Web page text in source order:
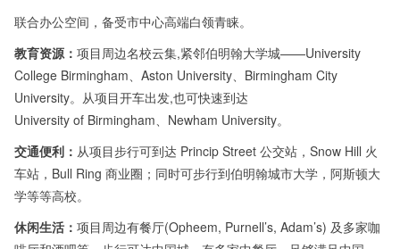
联合办公空间，备受市中心高端白领青睐。
教育资源： 项目周边名校云集,紧邻伯明翰大学城——University
College Birmingham、Aston University、Birmingham City
University。从项目开车出发,也可快速到达
University of Birmingham、Newham University。
交通便利： 从项目步行可到达 Princip Street 公交站，Snow Hill 火
车站，Bull Ring 商业圈；同时可步行到伯明翰城市大学，阿斯顿大
学等等高校。
休闲生活： 项目周边有餐厅(Opheem, Purnell’s, Adam’s) 及多家咖